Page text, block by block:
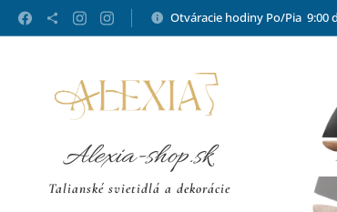
Otváracie hodiny Po/Pia 9:00
Alexia-shop.sk
Talianské svietidlá a dekorácie